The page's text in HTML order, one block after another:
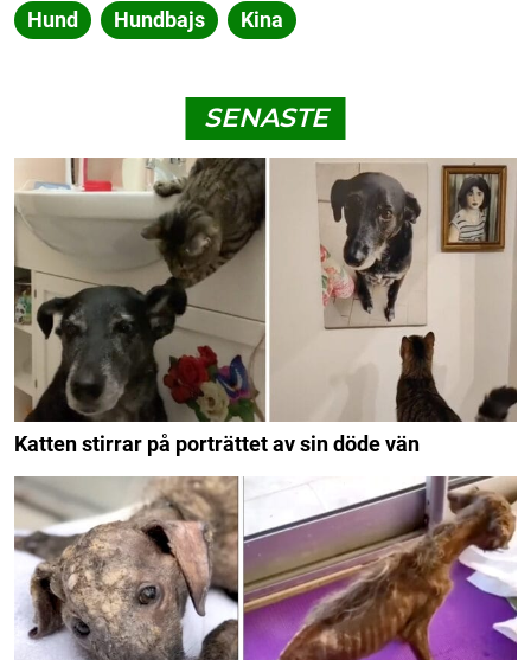
Hund Hundbajs Kina
SENASTE
Katten stirrar på porträttet av sin döde vän